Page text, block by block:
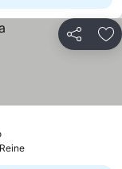
Partilhar
Ver preços